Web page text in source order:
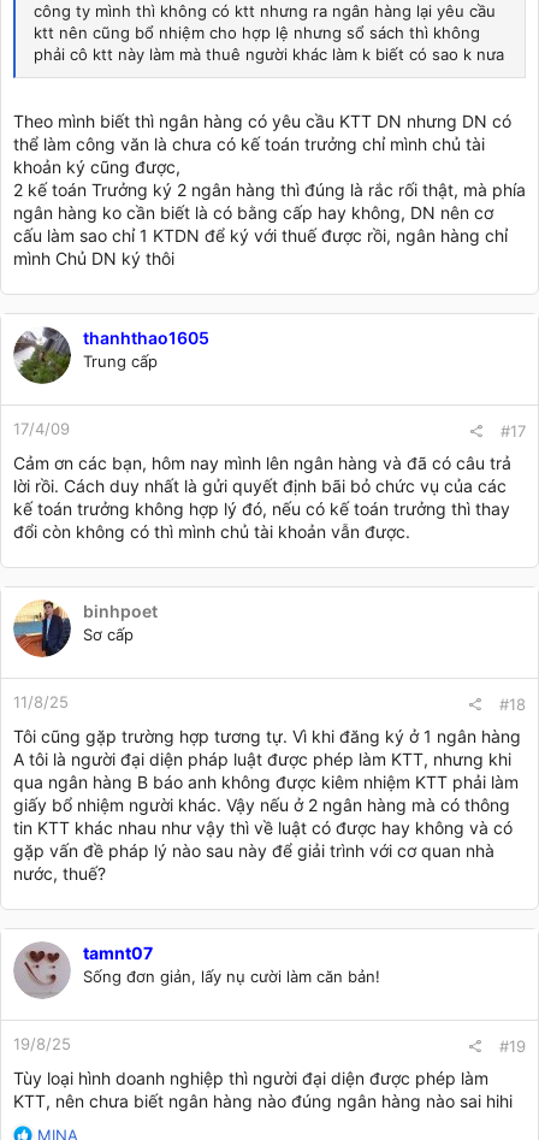
công ty mình thì không có ktt nhưng ra ngân hàng lại yêu cầu
ktt nên cũng bổ nhiệm cho hợp lệ nhưng sổ sách thì không
phải cô ktt này làm mà thuê người khác làm k biết có sao k nưa
Theo mình biết thì ngân hàng có yêu cầu KTT DN nhưng DN có
thể làm công văn là chưa có kế toán trưởng chỉ mình chủ tài
khoản ký cũng được,
2 kế toán Trưởng ký 2 ngân hàng thì đúng là rắc rối thật, mà phía
ngân hàng ko cần biết là có bằng cấp hay không, DN nên cơ
cấu làm sao chỉ 1 KTDN để ký với thuế được rồi, ngân hàng chỉ
mình Chủ DN ký thôi
thanhthao1605
Trung cấp
17/4/09 #17
Cảm ơn các bạn, hôm nay mình lên ngân hàng và đã có câu trả
lời rồi. Cách duy nhất là gửi quyết định bãi bỏ chức vụ của các
kế toán trưởng không hợp lý đó, nếu có kế toán trưởng thì thay
đổi còn không có thì mình chủ tài khoản vẫn được.
binhpoet
Sơ cấp
11/8/25 #18
Tôi cũng gặp trường hợp tương tự. Vì khi đăng ký ở 1 ngân hàng
A tôi là người đại diện pháp luật được phép làm KTT, nhưng khi
qua ngân hàng B báo anh không được kiêm nhiệm KTT phải làm
giấy bổ nhiệm người khác. Vậy nếu ở 2 ngân hàng mà có thông
tin KTT khác nhau như vậy thì về luật có được hay không và có
gặp vấn đề pháp lý nào sau này để giải trình với cơ quan nhà
nước, thuế?
tamnt07
Sống đơn giản, lấy nụ cười làm căn bản!
19/8/25 #19
Tùy loại hình doanh nghiệp thì người đại diện được phép làm
KTT, nên chưa biết ngân hàng nào đúng ngân hàng nào sai hihi
R
MINA